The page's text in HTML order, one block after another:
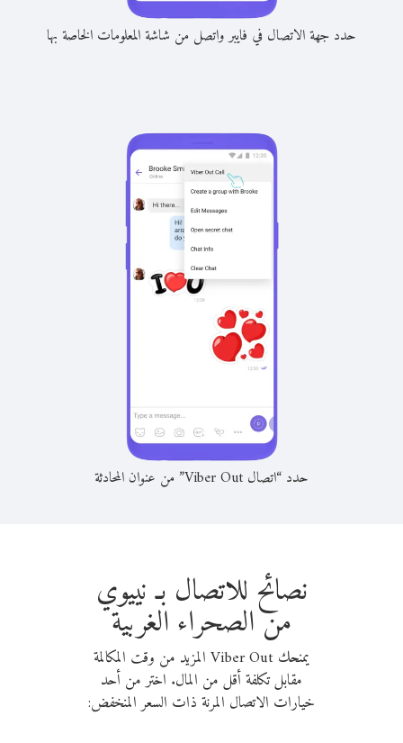
حدد جهة الاتصال في فايبر واتصل من شاشة المعلومات الخاصة بها
حدد “اتصال Viber Out” من عنوان المحادثة
نصائح للاتصال بـ نييوي
من الصحراء الغربية
يمنحك Viber Out المزيد من وقت المكالمة
مقابل تكلفة أقل من المال. اختر من أحد
خيارات الاتصال المرنة ذات السعر المنخفض: